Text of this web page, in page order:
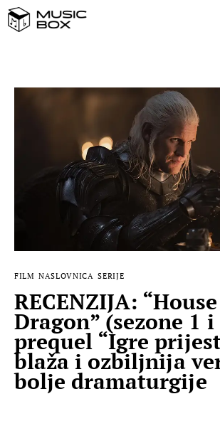
DOMAĆA GLAZBA
STRANA GLAZBA
FILM
MUSIC BOX
FILM NASLOVNICA SERIJE
RECENZIJA:
Dragon” (sezone 1 i
prequel “Igre
blaža i ozbiljnija
bolje dramaturgije